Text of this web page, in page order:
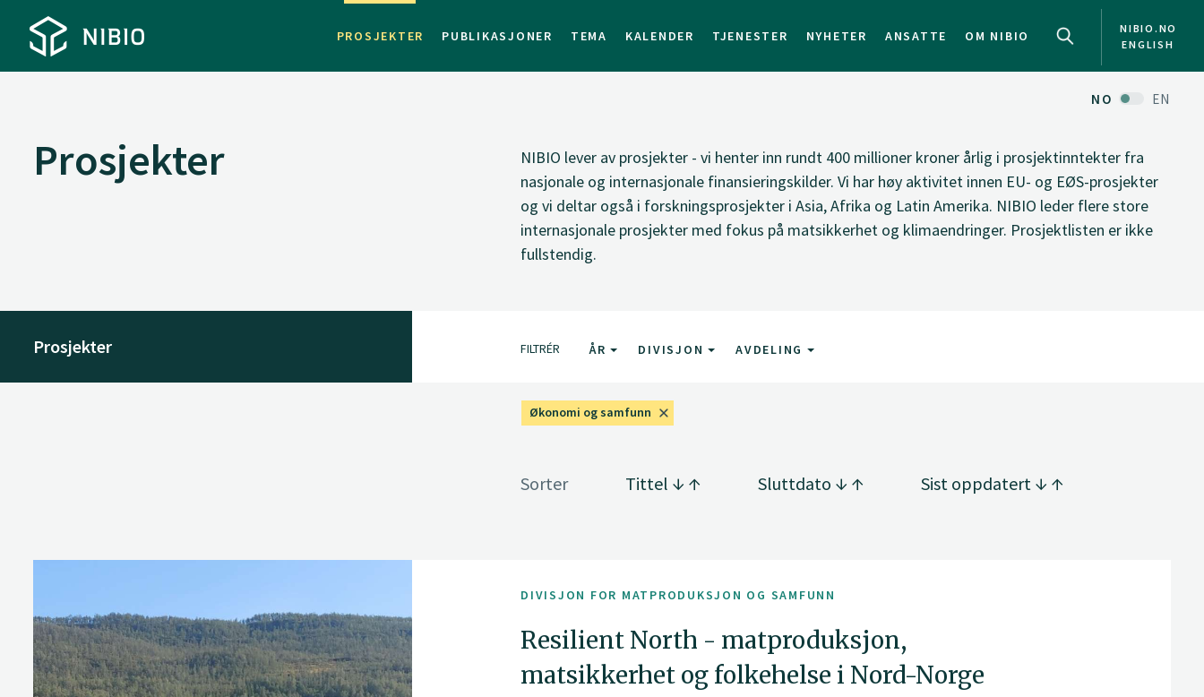
PROSJEKTER PUBLIKASJONER TEMA KALENDER TJENESTER NYHETER ANSATTE OM NIBIO
NIBIO.NO
ENGLISH
NO EN
Prosjekter
NIBIO lever av prosjekter - vi henter inn rundt 400 millioner kroner årlig i prosjektinntekter fra
nasjonale og internasjonale finansieringskilder. Vi har høy aktivitet innen EU- og EØS-prosjekter
og vi deltar også i forskningsprosjekter i Asia, Afrika og Latin Amerika. NIBIO leder flere store
internasjonale prosjekter med fokus på matsikkerhet og klimaendringer. Prosjektlisten er ikke
fullstendig.
Prosjekter FILTRÉR ÅR DIVISJON AVDELING
Økonomi og samfunn
Sorter Tittel Sluttdato Sist oppdatert
DIVISJON FOR MATPRODUKSJON OG SAMFUNN
Resilient North - matproduksjon,
matsikkerhet og folkehelse i Nord-Norge